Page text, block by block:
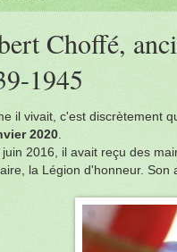
Choffé,
1945
il vivait, c'est discrètement
2020
juin 2016, il avait reçu des
la Légion d'honneur. Son